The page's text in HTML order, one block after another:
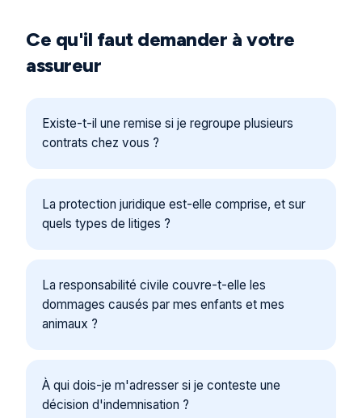
Ce qu'il faut demander à votre
assureur
Existe-t-il une remise si je regroupe plusieurs
contrats chez vous ?
La protection juridique est-elle comprise, et sur
quels types de litiges ?
La responsabilité civile couvre-t-elle les
dommages causés par mes enfants et mes
animaux ?
À qui dois-je m'adresser si je conteste une
décision d'indemnisation ?